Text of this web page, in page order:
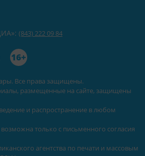
Все права защищены.
размещенные на сайте, защищены
и распространение в любом
только с письменного согласия
агентства по печати и массовым
(843) 222 09 84
16+